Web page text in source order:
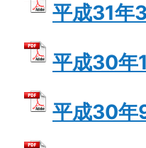
平成31年
平成30年
平成30年